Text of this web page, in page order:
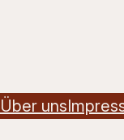
Über uns